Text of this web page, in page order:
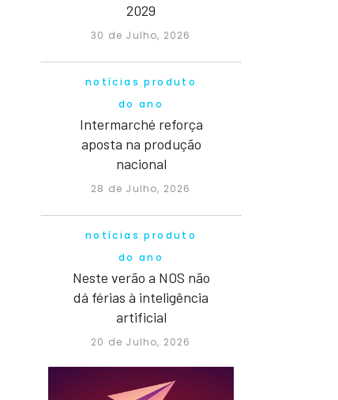
2029
30 de Julho, 2026
notícias produto
do ano
Intermarché reforça
aposta na produção
nacional
28 de Julho, 2026
notícias produto
do ano
Neste verão a NOS não
dá férias à inteligência
artificial
20 de Julho, 2026